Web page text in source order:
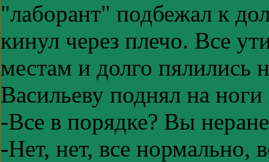
"лаборант" подбежал к
кинул через плечо. Все
местам и долго пялились
Васильеву поднял на
-Все в порядке? Вы
-Нет, нет, все нормально,